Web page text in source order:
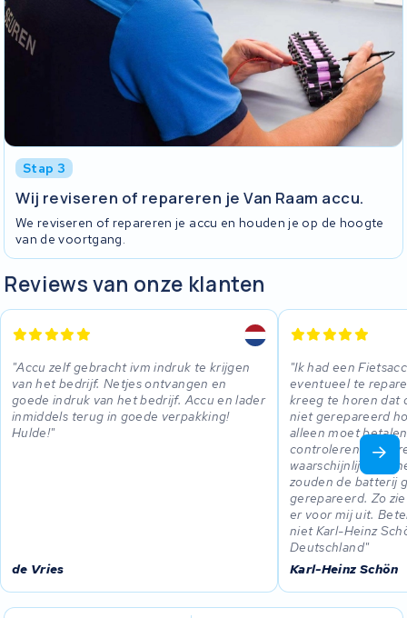
Stap 3
Wij reviseren of repareren je Van Raam accu.
We reviseren of repareren je accu en houden je op de hoogte
van de voortgang.
Reviews van onze klanten
Accu zelf gebracht ivm indruk te krijgen
van het bedrijf. Netjes ontvangen en
goede indruk van het bedrijf. Accu en lader
inmiddels terug in goede verpakking!
Hulde!
de Vries
Ik had een
eventueel te
kreeg te horen dat
niet gerepareerd
alleen moet
controleren.
waarschijnlijk niet
zouden de batterij
gerepareerd. Zo
er voor mij uit.
niet Karl-Heinz
Deutschland
Karl-Heinz Schön